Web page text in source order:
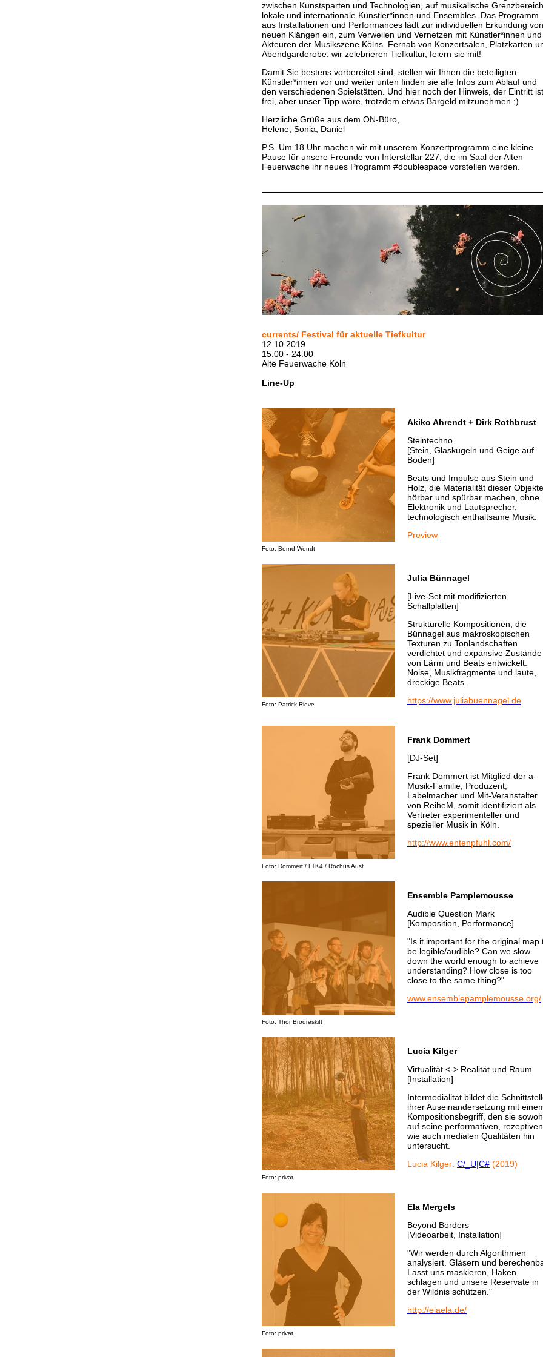
zwischen Kunstsparten und Technologien, auf musikalische
lokale und internationale Künstler*innen und Ensembles. Das Programm
aus Installationen und Performances lädt zur individuellen Erkundung von
neuen Klängen ein, zum Verweilen und Vernetzen mit Künstler*innen und
Akteuren der Musikszene Kölns. Fernab von Konzertsälen, Platzkarten
Abendgarderobe: wir zelebrieren Tiefkultur, feiern sie mit!
Damit Sie bestens vorbereitet sind, stellen wir Ihnen die beteiligten
Künstler*innen vor und weiter unten finden sie alle Infos zum Ablauf und
den verschiedenen Spielstätten. Und hier noch der Hinweis, der Eintritt ist
frei, aber unser Tipp wäre, trotzdem etwas Bargeld mitzunehmen ;)
Herzliche Grüße aus dem ON-Büro,
Helene, Sonia, Daniel
P.S. Um 18 Uhr machen wir mit unserem Konzertprogramm eine kleine
Pause für unsere Freunde von Interstellar 227, die im Saal der Alten
Feuerwache ihr neues Programm #doublespace vorstellen werden.
currents/ Festival für aktuelle Tiefkultur
12.10.2019
15:00 - 24:00
Alte Feuerwache Köln
Line-Up
Foto: Bernd Wendt
Akiko Ahrendt + Dirk Rothbrust
Steintechno
[Stein, Glaskugeln und Geige auf
Boden]
Beats und Impulse aus Stein und
Holz, die Materialität dieser Objekte
hörbar und spürbar machen, ohne
Elektronik und Lautsprecher,
technologisch enthaltsame Musik.
Preview
Foto: Patrick Rieve
Julia Bünnagel
[Live-Set mit modifizierten
Schallplatten]
Strukturelle Kompositionen, die
Bünnagel aus makroskopischen
Texturen zu Tonlandschaften
verdichtet und expansive Zustände
von Lärm und Beats entwickelt.
Noise, Musikfragmente und laute,
dreckige Beats.
https://www.juliabuennagel.de
Foto: Dommert / LTK4 / Rochus Aust
Frank Dommert
[DJ-Set]
Frank Dommert ist Mitglied der a-
Musik-Familie, Produzent,
Labelmacher und Mit-Veranstalter
von ReiheM, somit identifiziert als
Vertreter experimenteller und
spezieller Musik in Köln.
http://www.entenpfuhl.com/
Foto: Thor Brodreskift
Ensemble Pamplemousse
Audible Question Mark
[Komposition, Performance]
"Is it important for the original map
be legible/audible? Can we slow
down the world enough to achieve
understanding? How close is too
close to the same thing?"
www.ensemblepamplemousse.org/
Foto: privat
Lucia Kilger
Virtualität <-> Realität und Raum
[Installation]
Intermedialität bildet die
ihrer Auseinandersetzung mit
Kompositionsbegriff, den sie
auf seine performativen, rezeptiven
wie auch medialen Qualitäten hin
untersucht.
Lucia Kilger: C/_U|C# (2019)
Foto: privat
Ela Mergels
Beyond Borders
[Videoarbeit, Installation]
"Wir werden durch Algorithmen
analysiert. Gläsern und
Lasst uns maskieren, Haken
schlagen und unsere Reservate in
der Wildnis schützen."
http://elaela.de/